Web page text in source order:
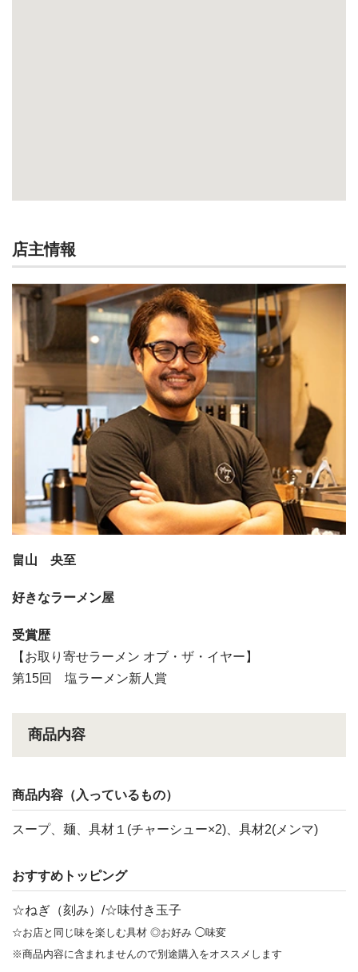
店主情報
畠山 央至
好きなラーメン屋
受賞歴
【お取り寄せラーメン オブ・ザ・イヤー】
第15回 塩ラーメン新人賞
商品内容
商品内容（入っているもの）
スープ、麺、具材１(チャーシュー×2)、具材2(メンマ)
おすすめトッピング
☆ねぎ（刻み）/☆味付き玉子
☆お店と同じ味を楽しむ具材 ◎お好み ◯味変
※商品内容に含まれませんので別途購入をオススメします